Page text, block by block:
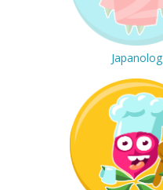
Japanolog